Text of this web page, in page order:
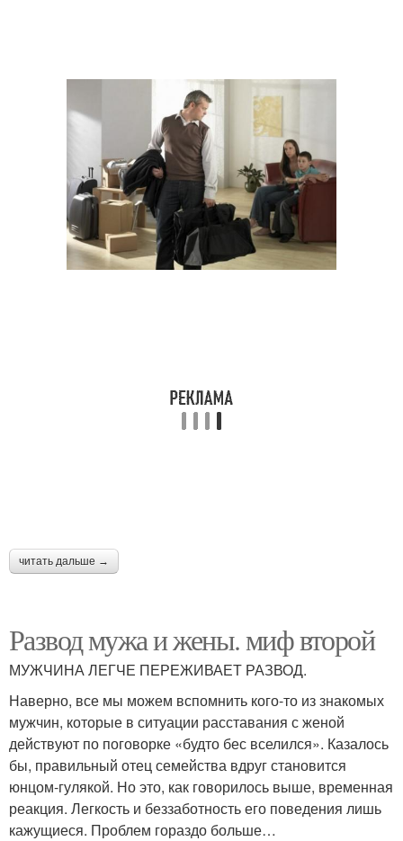
читать дальше →
Развод мужа и жены. миф второй
МУЖЧИНА ЛЕГЧЕ ПЕРЕЖИВАЕТ РАЗВОД.
Наверно, все мы можем вспомнить кого-то из знакомых
мужчин, которые в ситуации расставания с женой
действуют по поговорке «будто бес вселился». Казалось
бы, правильный отец семейства вдруг становится
юнцом-гулякой. Но это, как говорилось выше, временная
реакция. Легкость и беззаботность его поведения лишь
кажущиеся. Проблем гораздо больше…